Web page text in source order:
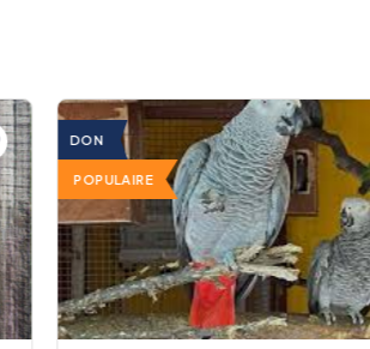
DON
POPULAIRE